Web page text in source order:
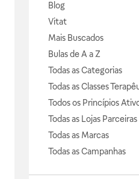
Blog
Vitat
Mais Buscados
Bulas de A a Z
Todas as Categorias
Todas as Classes
Todos os Princípios
Todas as Lojas Parceiras
Todas as Marcas
Todas as Campanhas